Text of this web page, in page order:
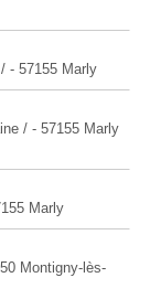
- 57155 Marly
/ - 57155 Marly
Marly
Montigny-lès-